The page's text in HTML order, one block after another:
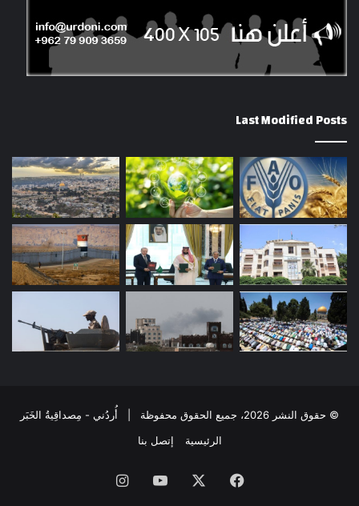
Last Modified Posts
© حقوق النشر 2026، جميع الحقوق محفوظة | أُردُني - مِصداقِيةُ الخَبَر
الرئيسية
إتصل بنا
فيسبوك ‫YouTube